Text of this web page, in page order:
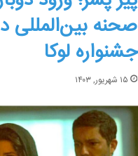
صحنه بین‌المللی
جشنواره لوکا
۱۵ شهریور, ۱۴۰۳